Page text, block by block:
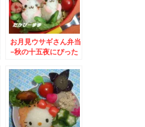
お月見ウサギさん弁当
-秋の十五夜にぴった